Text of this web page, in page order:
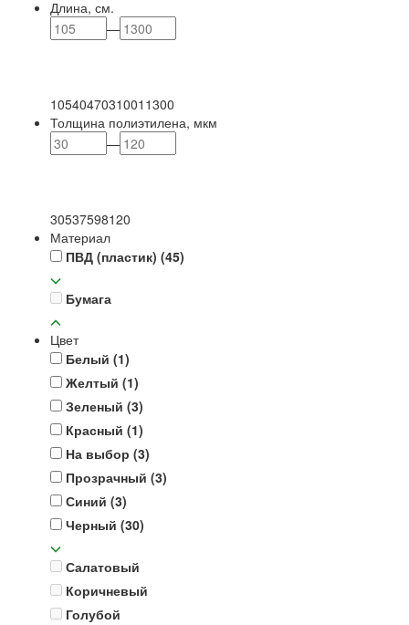
Длина, см.
—
1054047031001 1300
Толщина полиэтилена, мкм
—
30537598120
Материал
ПВД (пластик) (45)
Бумага
Цвет
Белый (1)
Желтый (1)
Зеленый (3)
Красный (1)
На выбор (3)
Прозрачный (3)
Синий (3)
Черный (30)
Салатовый
Коричневый
Голубой